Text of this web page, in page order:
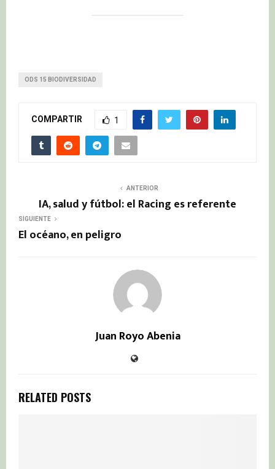
ODS 15 BIODIVERSIDAD
COMPARTIR 1
ANTERIOR
IA, salud y fútbol: el Racing es referente
SIGUIENTE
El océano, en peligro
Juan Royo Abenia
RELATED POSTS